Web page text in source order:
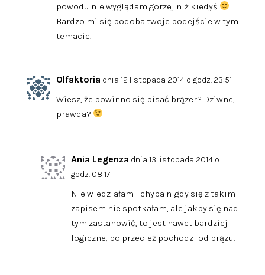
powodu nie wyglądam gorzej niż kiedyś
Bardzo mi się podoba twoje podejście w tym
temacie.
Olfaktoria dnia 12 listopada 2014 o godz. 23:51
Wiesz, że powinno się pisać brązer? Dziwne,
prawda?
Ania Legenza dnia 13 listopada 2014 o
godz. 08:17
Nie wiedziałam i chyba nigdy się z takim
zapisem nie spotkałam, ale jakby się nad
tym zastanowić, to jest nawet bardziej
logiczne, bo przecież pochodzi od brązu.